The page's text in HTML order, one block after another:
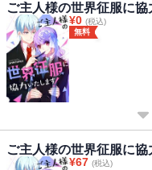
ご主人様の世界征服に
¥0 (税込)
無料
ご主人様の世界征服に
¥67 (税込)